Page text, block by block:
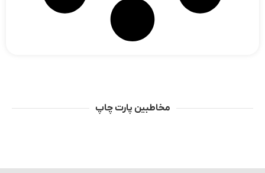
مخاطبین پارت چاپ